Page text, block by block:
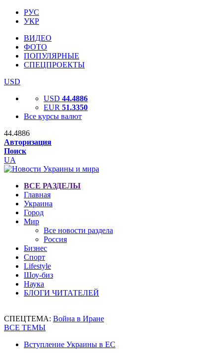
РУС
УКР
ВИДЕО
ФОТО
ПОПУЛЯРНЫЕ
СПЕЦПРОЕКТЫ
USD
USD 44.4886
EUR 51.3350
Все курсы валют
44.4886
Авторизация
Поиск
UA
ВСЕ РАЗДЕЛЫ
Главная
Украина
Город
Мир
Все новости раздела
Россия
Бизнес
Спорт
Lifestyle
Шоу-биз
Наука
БЛОГИ ЧИТАТЕЛЕЙ
СПЕЦТЕМА: Война в Иране
ВСЕ ТЕМЫ
Вступление Украины в ЕС